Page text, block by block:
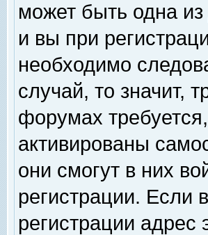
может быть одна
и вы при
необходимо
случай, то значит,
форумах
активированы
они смогут в них
регистрации.
регистрации адрес